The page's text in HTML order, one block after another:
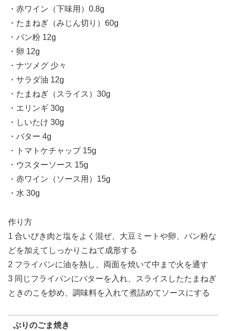
・赤ワイン（下味用）0.8g
・たまねぎ（みじん切り）60g
・パン粉 12g
・卵 12g
・ナツメグ 少々
・サラダ油 12g
・たまねぎ（スライス）30g
・エリンギ 30g
・しいたけ 30g
・バター 4g
・トマトケチャップ 15g
・ウスターソース 15g
・赤ワイン（ソース用）15g
・水 30g
作り方
1 合いびき肉と塩をよく混ぜ、大豆ミートや卵、パン粉な
どを加えてしっかりこねて成形する
2 フライパンに油を熱し、両面を焼いて中まで火を通す
3 同じフライパンにバターを入れ、スライスしたたまねぎ
ときのこを炒め、調味料を入れて煮詰めてソースにする
ぶりのごま焼き